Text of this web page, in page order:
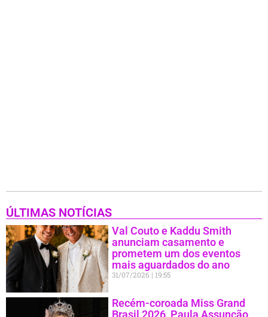
ÚLTIMAS NOTÍCIAS
Val Couto e Kaddu Smith
anunciam casamento e
prometem um dos eventos
mais aguardados do ano
31/07/2026 19:55
Recém-coroada Miss Grand
Brasil 2026, Paula Assunção